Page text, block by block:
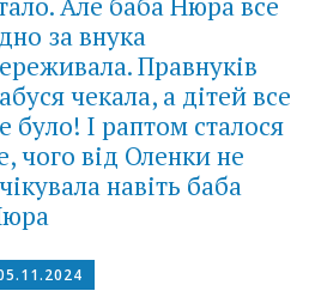
за внука
Правнуків
чекала, а дітей все
було! І раптом сталося
чого від Оленки не
навіть баба